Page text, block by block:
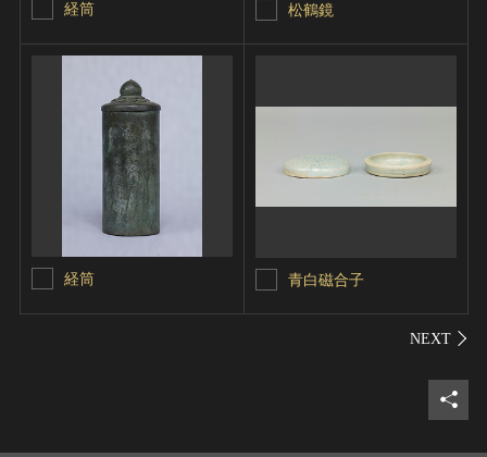
経筒 松鶴鏡
経筒 青白磁合子
シェ